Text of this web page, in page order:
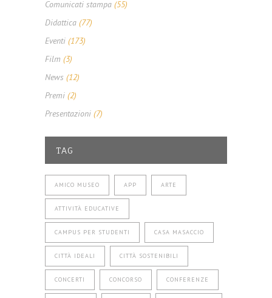
Comunicati stampa (55)
Didattica (77)
Eventi (173)
Film (3)
News (12)
Premi (2)
Presentazioni (7)
TAG
AMICO MUSEO APP ARTE
ATTIVITÀ EDUCATIVE
CAMPUS PER STUDENTI CASA MASACCIO
CITTÀ IDEALI CITTÀ SOSTENIBILI
CONCERTI CONCORSO CONFERENZE